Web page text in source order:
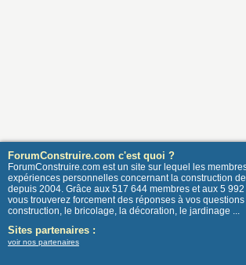
ForumConstruire.com c'est quoi ?
ForumConstruire.com est un site sur lequel les
expériences personnelles concernant la construction
depuis 2004. Grâce aux 517 644 membres et aux 5
vous trouverez forcement des réponses à vos
construction, le bricolage, la décoration, le jardinage ...
Sites partenaires :
voir nos partenaires